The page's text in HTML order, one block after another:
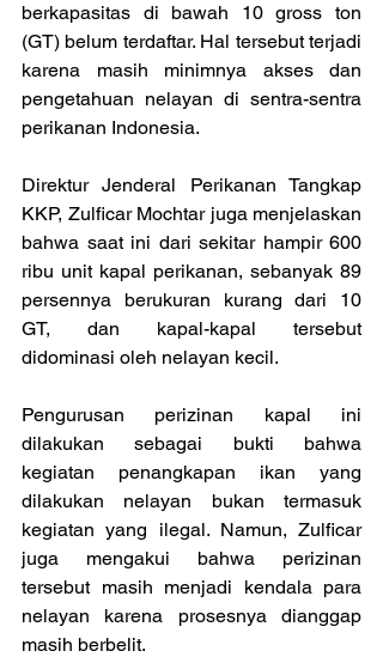
berkapasitas di bawah 10 gross ton
(GT) belum terdaftar. Hal tersebut terjadi
karena masih minimnya akses dan
pengetahuan nelayan di sentra-sentra
perikanan Indonesia.
Direktur Jenderal Perikanan Tangkap
KKP, Zulficar Mochtar juga menjelaskan
bahwa saat ini dari sekitar hampir 600
ribu unit kapal perikanan, sebanyak 89
persennya berukuran kurang dari 10
GT, dan kapal-kapal tersebut
didominasi oleh nelayan kecil.
Pengurusan perizinan kapal ini
dilakukan sebagai bukti bahwa
kegiatan penangkapan ikan yang
dilakukan nelayan bukan termasuk
kegiatan yang ilegal. Namun, Zulficar
juga mengakui bahwa perizinan
tersebut masih menjadi kendala para
nelayan karena prosesnya dianggap
masih berbelit.